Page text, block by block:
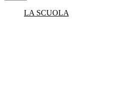
LA SCUOLA